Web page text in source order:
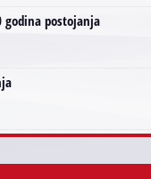
postojanja